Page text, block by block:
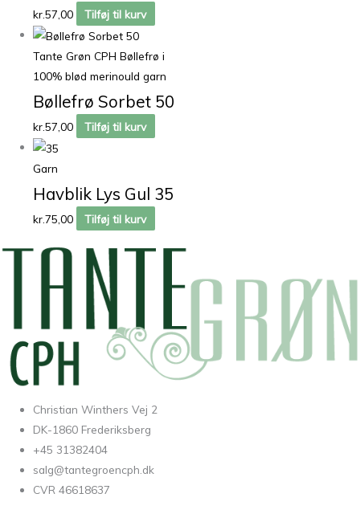
kr.57,00 Tilføj til kurv
Tante Grøn CPH Bøllefrø i
100% blød merinould garn
Bøllefrø Sorbet 50
kr.57,00 Tilføj til kurv
Garn
Havblik Lys Gul 35
kr.75,00 Tilføj til kurv
Christian Winthers Vej 2
DK-1860 Frederiksberg
+45 31382404
salg@tantegroencph.dk
CVR 46618637